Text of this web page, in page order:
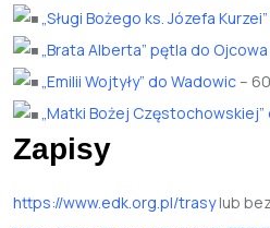
„Sługi Bożego ks. Józefa
„Brata Alberta” pętla do Ojcowa
„Emilii Wojtyły” do Wadowic –
„Matki Bożej
Zapisy
https://www.edk.org.pl/trasylub